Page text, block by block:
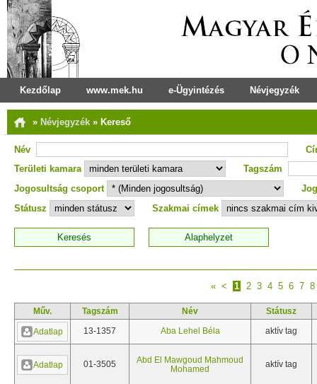
Kezdőlap www.mek.hu e-Ügyintézés Névjegyzék
» Névjegyzék » Kereső
Név
Területi kamara
Tagszám
Jogosultság csoport
Státusz
Szakmai címek
« < 1 2 3 4 5 6 7 8
Műv. Tagszám Név Státusz
Adatlap 13-1357 Aba Lehel Béla aktív tag
Adatlap 01-3505
Abd El Mawgoud Mahmoud
Mohamed
aktív tag